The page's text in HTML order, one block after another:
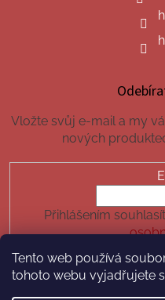
Tento web používá
tohoto webu vyjadřujete
Vložte svůj e-mail a my
nových
Přihlášením